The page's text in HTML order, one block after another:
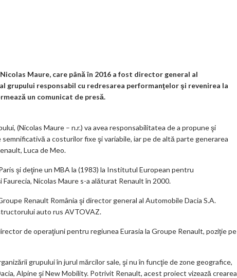
o
o
m
ar
Maure, care până în 2016 a fost director general al
grupului responsabil cu redresarea performanţelor şi revenirea la
un comunicat de presă.
(Nicolas Maure – n.r.) va avea responsabilitatea de a propune şi
a costurilor fixe şi variabile, iar pe de altă parte generarea
Luca de Meo.
şi deţine un MBA la (1983) la Institutul European pentru
Nicolas Maure s-a alăturat Renault în 2000.
Renault România şi director general al Automobile Dacia S.A.
auto rus AVTOVAZ.
de operaţiuni pentru regiunea Eurasia la Groupe Renault, poziţie pe
grupului în jurul mărcilor sale, şi nu în funcţie de zone geografice,
Alpine şi New Mobility. Potrivit Renault, acest proiect vizează crearea